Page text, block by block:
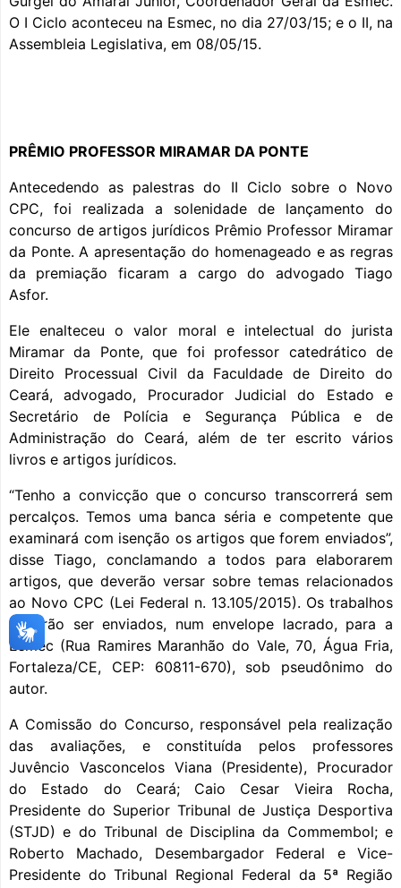
O I Ciclo aconteceu na Esmec, no dia 27/03/15; e o II, na
Assembleia Legislativa, em 08/05/15.
PRÊMIO PROFESSOR MIRAMAR DA PONTE
Antecedendo as palestras do II Ciclo sobre o Novo
CPC, foi realizada a solenidade de lançamento do
concurso de artigos jurídicos Prêmio Professor Miramar
da Ponte. A apresentação do homenageado e as regras
da premiação ficaram a cargo do advogado Tiago
Asfor.
Ele enalteceu o valor moral e intelectual do jurista
Miramar da Ponte, que foi professor catedrático de
Direito Processual Civil da Faculdade de Direito do
Ceará, advogado, Procurador Judicial do Estado e
Secretário de Polícia e Segurança Pública e de
Administração do Ceará, além de ter escrito vários
livros e artigos jurídicos.
“Tenho a convicção que o concurso transcorrerá sem
percalços. Temos uma banca séria e competente que
examinará com isenção os artigos que forem enviados”,
disse Tiago, conclamando a todos para elaborarem
artigos, que deverão versar sobre temas relacionados
ao Novo CPC (Lei Federal n. 13.105/2015). Os trabalhos
deverão ser enviados, num envelope lacrado, para a
Esmec (Rua Ramires Maranhão do Vale, 70, Água Fria,
Fortaleza/CE, CEP: 60811-670), sob pseudônimo do
autor.
A Comissão do Concurso, responsável pela realização
das avaliações, e constituída pelos professores
Juvêncio Vasconcelos Viana (Presidente), Procurador
do Estado do Ceará; Caio Cesar Vieira Rocha,
Presidente do Superior Tribunal de Justiça Desportiva
(STJD) e do Tribunal de Disciplina da Commembol; e
Roberto Machado, Desembargador Federal e Vice-
Presidente do Tribunal Regional Federal da 5ª Região